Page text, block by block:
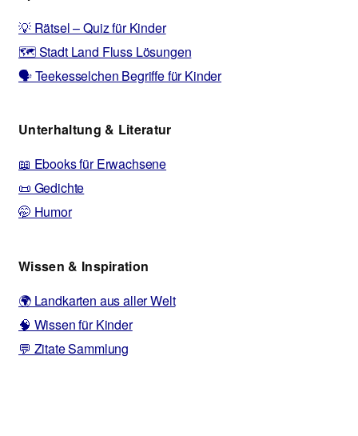
💡 Rätsel – Quiz für Kinder
🗺️ Stadt Land Fluss Lösungen
🗣️ Teekesselchen Begriffe für Kinder
Unterhaltung & Literatur
📖 Ebooks für Erwachsene
📜 Gedichte
🤭 Humor
Wissen & Inspiration
🌍 Landkarten aus aller Welt
🧠 Wissen für Kinder
💬 Zitate Sammlung